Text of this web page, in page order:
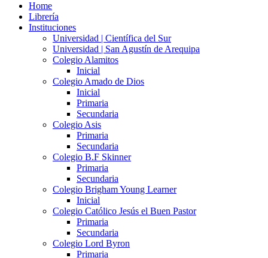
Home
Librería
Instituciones
Universidad | Científica del Sur
Universidad | San Agustín de Arequipa
Colegio Alamitos
Inicial
Colegio Amado de Dios
Inicial
Primaria
Secundaria
Colegio Asis
Primaria
Secundaria
Colegio B.F Skinner
Primaria
Secundaria
Colegio Brigham Young Learner
Inicial
Colegio Católico Jesús el Buen Pastor
Primaria
Secundaria
Colegio Lord Byron
Primaria